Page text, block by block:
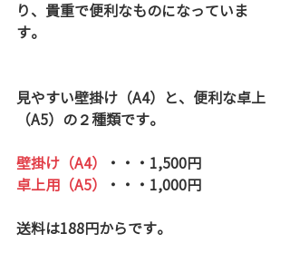
り、貴重で便利なものになっていま
す。
見やすい壁掛け（A4）と、便利な卓上
（A5）の２種類です。
壁掛け（A4）
・・・1,500円
卓上用（A5）
・・・1,000円
送料は188円からです。